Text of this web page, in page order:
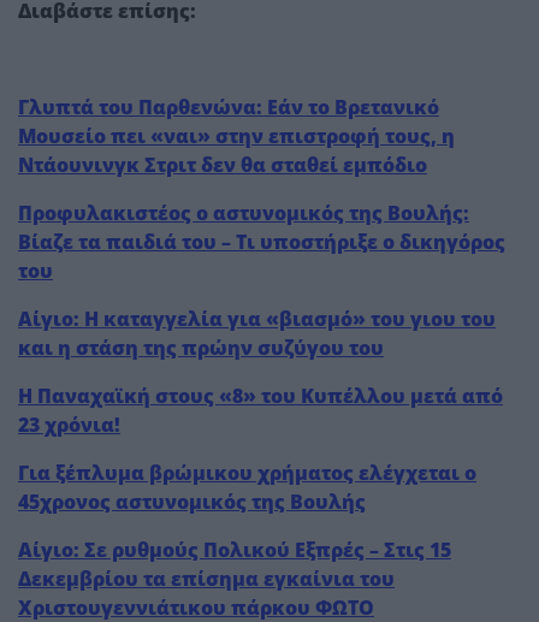
Διαβάστε επίσης:
Γλυπτά του Παρθενώνα: Εάν το Βρετανικό
Μουσείο πει «ναι» στην επιστροφή τους, η
Ντάουνινγκ Στριτ δεν θα σταθεί εμπόδιο
Προφυλακιστέος ο αστυνομικός της Βουλής:
Βίαζε τα παιδιά του – Τι υποστήριξε ο δικηγόρος
του
Αίγιο: Η καταγγελία για «βιασμό» του γιου του
και η στάση της πρώην συζύγου του
Η Παναχαϊκή στους «8» του Κυπέλλου μετά από
23 χρόνια!
Για ξέπλυμα βρώμικου χρήματος ελέγχεται ο
45χρονος αστυνομικός της Βουλής
Αίγιο: Σε ρυθμούς Πολικού Εξπρές – Στις 15
Δεκεμβρίου τα επίσημα εγκαίνια του
Χριστουγεννιάτικου πάρκου ΦΩΤΟ